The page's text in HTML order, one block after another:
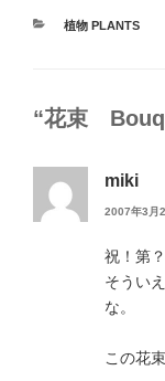
カ
植物 PLANTS
“花束
miki
2007年3月
祝！第
そうい
な。
この花